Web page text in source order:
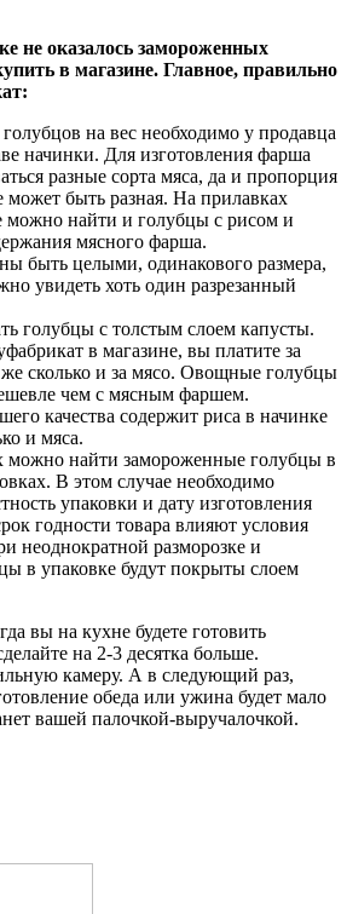
не оказалось замороженных
в магазине. Главное, правильно
на вес необходимо у продавца
начинки. Для изготовления фарша
разные сорта мяса, да и пропорция
может быть разная. На прилавках
можно найти и голубцы с рисом и
мясного фарша.
быть целыми, одинакового размера,
увидеть хоть один разрезанный
голубцы с толстым слоем капусты.
в магазине, вы платите за
же сколько и за мясо. Овощные голубцы
чем с мясным фаршем.
качества содержит риса в начинке
и мяса.
можно найти замороженные голубцы в
В этом случае необходимо
упаковки и дату изготовления
годности товара влияют условия
неоднократной разморозке и
в упаковке будут покрыты слоем
вы на кухне будете готовить
на 2-3 десятка больше.
камеру. А в следующий раз,
обеда или ужина будет мало
вашей палочкой-выручалочкой.